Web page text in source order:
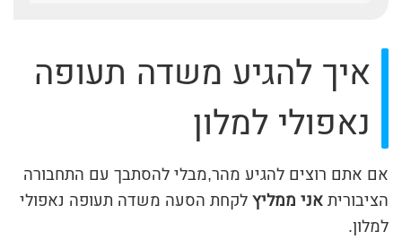
איך להגיע משדה תעופה
נאפולי למלון
אם אתם רוצים להגיע מהר,מבלי להסתבך עם התחבורה
הציבוריתאני ממליץלקחת הסעה משדה תעופה נאפולי
למלון.